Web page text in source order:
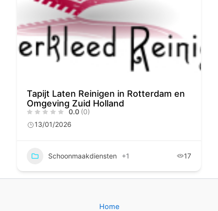
Tapijt Laten Reinigen in Rotterdam en
Omgeving Zuid Holland
0.0 (0)
13/01/2026
Schoonmaakdiensten +1 17
Home